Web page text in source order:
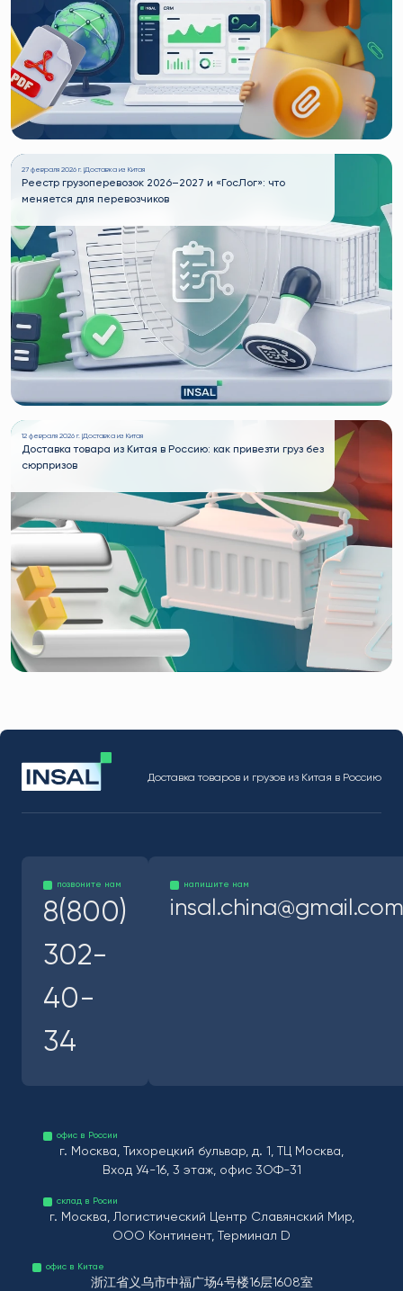
27 февраля 2026 г. | Доставка из Китая
Реестр грузоперевозок 2026–2027 и «ГосЛог»: что
меняется для перевозчиков
12 февраля 2026 г. | Доставка из Китая
Доставка товара из Китая в Россию: как привезти груз без
сюрпризов
Доставка товаров и грузов из Китая в Россию
позвоните нам
8(800)
302-
40-
34
напишите нам
insal.china@gmail.com
офис в России
г. Москва, Тихорецкий бульвар, д. 1, ТЦ Москва,
Вход У4-16, 3 этаж, офис 3ОФ-31
склад в Росии
г. Москва, Логистический Центр Славянский Мир,
ООО Континент, Терминал D
офис в Китае
浙江省义乌市中福广场4号楼16层1608室